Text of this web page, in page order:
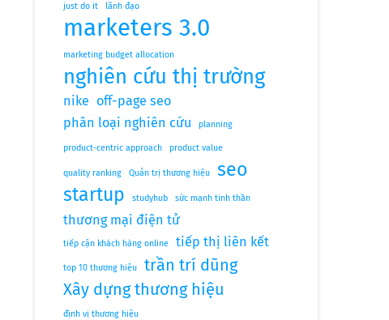
just do it lãnh đạo
marketers 3.0
marketing budget allocation
nghiên cứu thị trường
nike off-page seo
phân loại nghiên cứu
planning
product-centric approach product value
quality ranking Quản trị thương hiệu
seo
startup
studyhub sức mạnh tinh thần
thương mại điện tử
tiếp cận khách hàng online tiếp thị liên kết
top 10 thương hiệu
trần trí dũng
Xây dựng thương hiệu
định vị thương hiệu